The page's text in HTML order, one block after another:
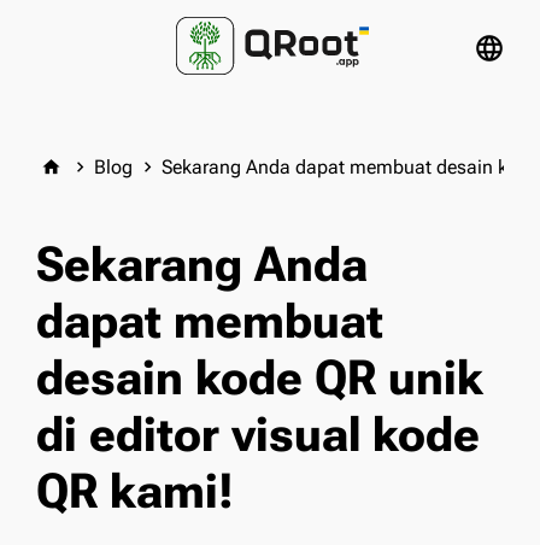
language
home keyboard_arrow_right Blog keyboard_arrow_right Sekarang Anda dapat membuat desain
Sekarang Anda
dapat membuat
desain kode QR unik
di editor visual kode
QR kami!